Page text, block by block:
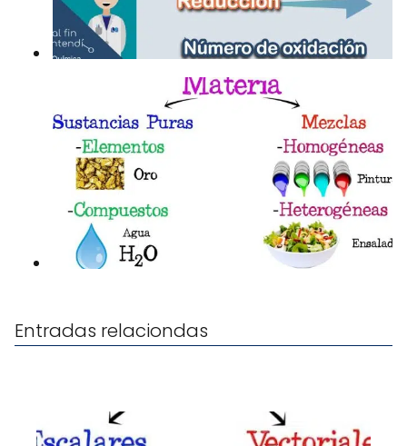
Entradas relaciondas